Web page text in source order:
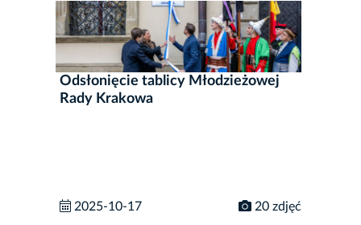
Odsłonięcie tablicy Młodzieżowej
Rady Krakowa
2025-10-17 20 zdjęć